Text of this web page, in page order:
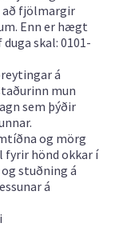
að fjölmargir
Enn er hægt
skal: 0101-
á
mun
sem þýðir
og mörg
fyrir hönd okkar í
stuðning á
á